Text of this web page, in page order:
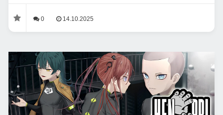
0 14.10.2025